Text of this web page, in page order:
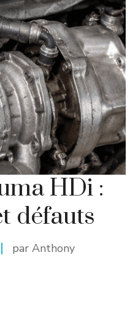
HDi :
défauts
par Anthony